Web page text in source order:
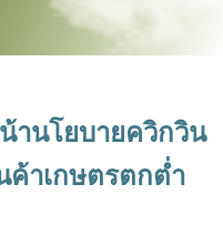
านโยบายควิกวิน
ค้าเกษตรตกต่ำ